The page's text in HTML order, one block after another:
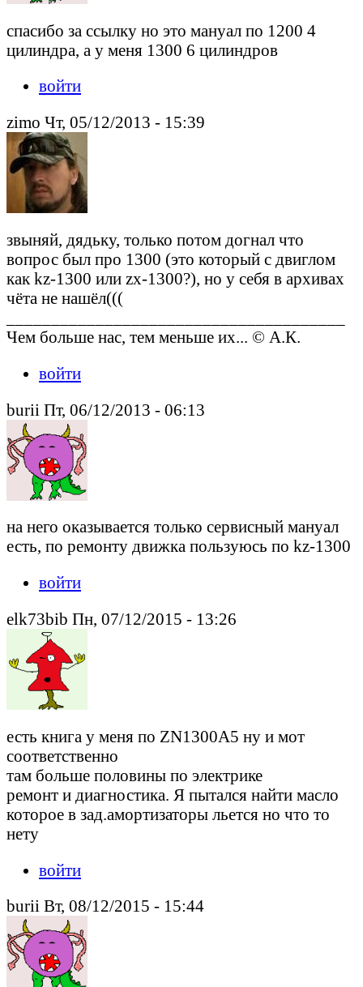
спасибо за ссылку но это мануал по 1200 4
цилиндра, а у меня 1300 6 цилиндров
войти
zimo Чт, 05/12/2013 - 15:39
звыняй, дядьку, только потом догнал что
вопрос был про 1300 (это который с двиглом
как kz-1300 или zx-1300?), но у себя в архивах
чёта не нашёл(((
Чем больше нас, тем меньше их... © А.К.
войти
burii Пт, 06/12/2013 - 06:13
на него оказывается только сервисный мануал
есть, по ремонту движка пользуюсь по kz-1300
войти
elk73bib Пн, 07/12/2015 - 13:26
есть книга у меня по ZN1300A5 ну и мот
соответственно
там больше половины по электрике
ремонт и диагностика. Я пытался найти масло
которое в зад.амортизаторы льется но что то
нету
войти
burii Вт, 08/12/2015 - 15:44